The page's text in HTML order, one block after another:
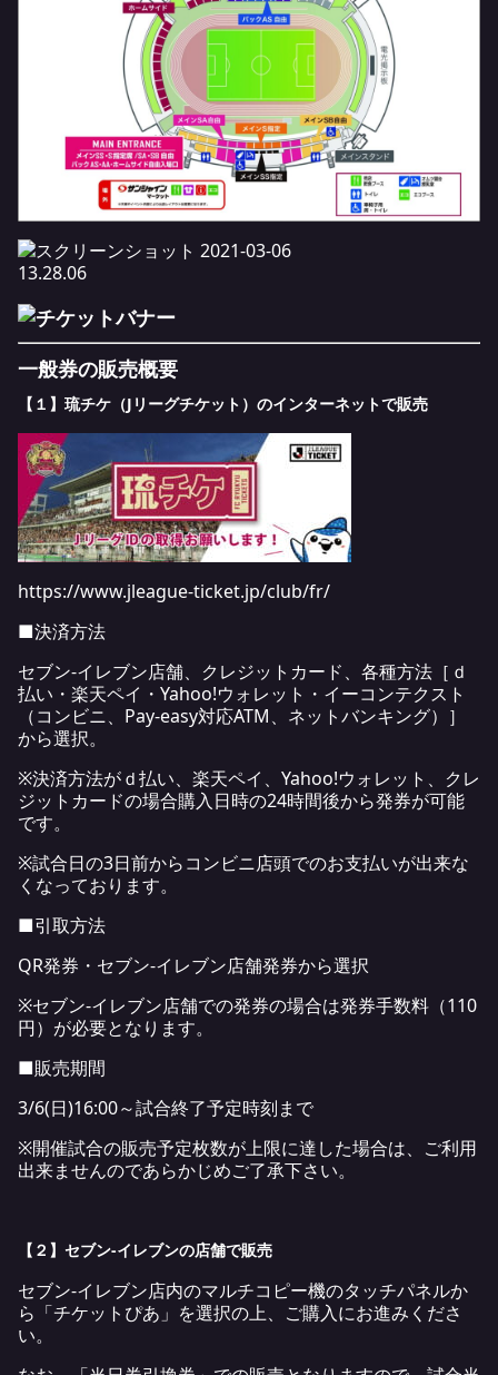
一般券の販売概要
【１】琉チケ（Jリーグチケット）のインターネットで販売
https://www.jleague-ticket.jp/club/fr/
■決済方法
セブン-イレブン店舗、クレジットカード、各種方法［ｄ
払い・楽天ペイ・Yahoo!ウォレット・イーコンテクスト
（コンビニ、Pay-easy対応ATM、ネットバンキング）］
から選択。
※決済方法がｄ払い、楽天ペイ、Yahoo!ウォレット、クレ
ジットカードの場合購入日時の24時間後から発券が可能
です。
※試合日の3日前からコンビニ店頭でのお支払いが出来な
くなっております。
■引取方法
QR発券・セブン-イレブン店舗発券から選択
※セブン-イレブン店舗での発券の場合は発券手数料（110
円）が必要となります。
■販売期間
3/6(日)16:00～試合終了予定時刻まで
※開催試合の販売予定枚数が上限に達した場合は、ご利用
出来ませんのであらかじめご了承下さい。
【２】セブン-イレブンの店舗で販売
セブン‐イレブン店内のマルチコピー機のタッチパネルか
ら「チケットぴあ」を選択の上、ご購入にお進みくださ
い。